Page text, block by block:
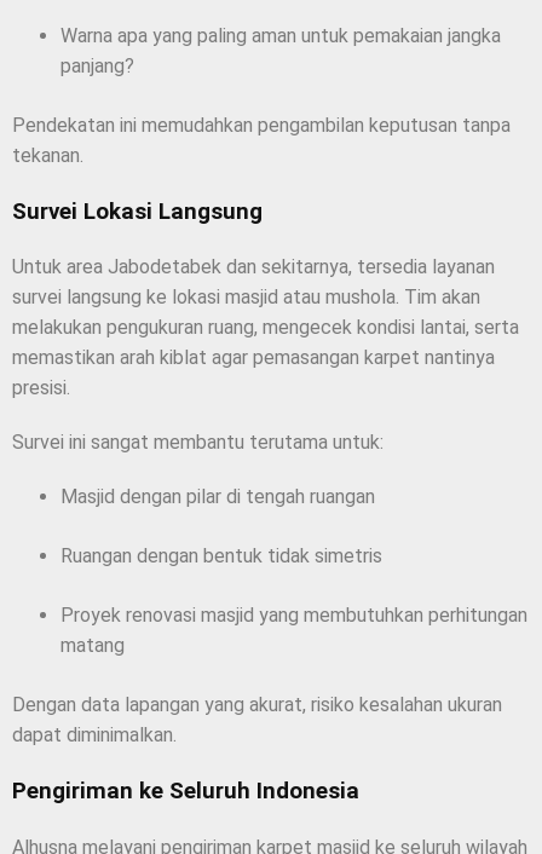
Warna apa yang paling aman untuk pemakaian jangka
panjang?
Pendekatan ini memudahkan pengambilan keputusan tanpa
tekanan.
Survei Lokasi Langsung
Untuk area Jabodetabek dan sekitarnya, tersedia layanan
survei langsung ke lokasi masjid atau mushola. Tim akan
melakukan pengukuran ruang, mengecek kondisi lantai, serta
memastikan arah kiblat agar pemasangan karpet nantinya
presisi.
Survei ini sangat membantu terutama untuk:
Masjid dengan pilar di tengah ruangan
Ruangan dengan bentuk tidak simetris
Proyek renovasi masjid yang membutuhkan perhitungan
matang
Dengan data lapangan yang akurat, risiko kesalahan ukuran
dapat diminimalkan.
Pengiriman ke Seluruh Indonesia
Alhusna melayani pengiriman karpet masjid ke seluruh wilayah